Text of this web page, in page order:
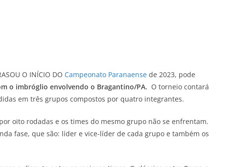
O INÍCIO DO Campeonato Paranaense de 2023, pode
o imbróglio envolvendo o Bragantino/PA. O torneio contará
em três grupos compostos por quatro integrantes.
oito rodadas e os times do mesmo grupo não se enfrentam.
fase, que são: líder e vice-líder de cada grupo e também os